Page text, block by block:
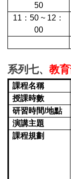
50
11：50 ~ 12：
00
系列七、 教
課程名稱
授課時數
研習時間/地點
演講主題
課程規劃